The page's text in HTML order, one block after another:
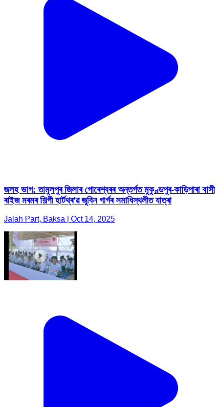
জলহ ভাগ: তামুলপুৰ জিলাৰ গোৰেশ্বৰৰ অন্তৰ্গত মুকুণ্ডপুৰ-কাড়িপাৰা বাসী
ৰাইজ মৰমৰ শিল্পী হাৰ্টথ্ৰ'ৱ জুবিন গাৰ্গৰ সমাধিস্থলীত যাত্ৰা
Jalah Part, Baksa | Oct 14, 2025